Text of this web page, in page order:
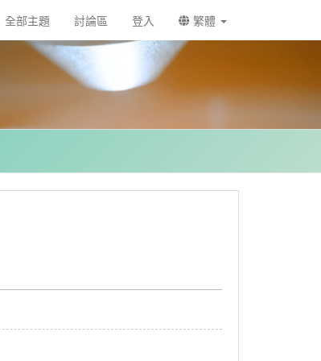
全部主題 討論區 登入 繁體